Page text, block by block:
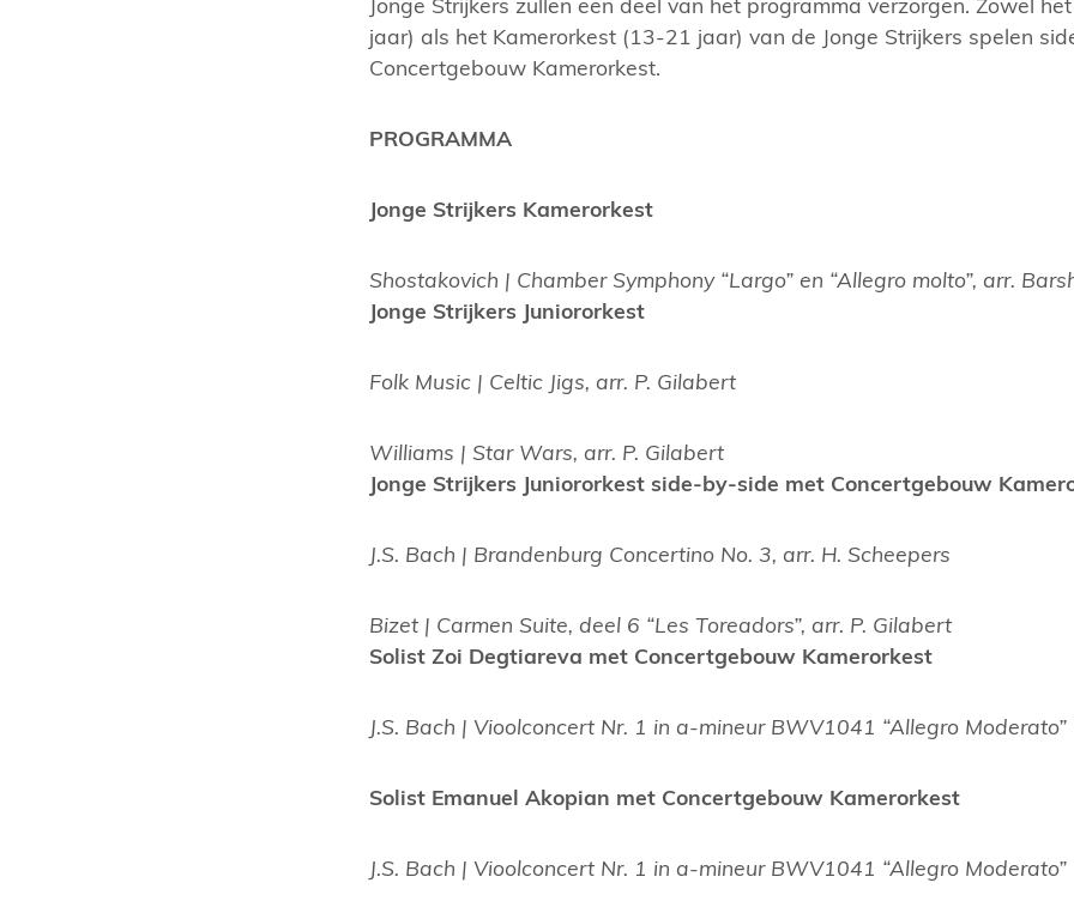
jaar) als het Kamerorkest (13-21 jaar) van de Jonge Strijkers spelen
Concertgebouw Kamerorkest.
PROGRAMMA
Jonge Strijkers Kamerorkest
Shostakovich | Chamber Symphony “Largo” en “Allegro molto”, arr.
Jonge Strijkers Juniororkest
Folk Music | Celtic Jigs, arr. P. Gilabert
Williams | Star Wars, arr. P. Gilabert
Jonge Strijkers Juniororkest side-by-side met Concertgebouw
J.S. Bach | Brandenburg Concertino No. 3, arr. H. Scheepers
Bizet | Carmen Suite, deel 6 “Les Toreadors”, arr. P. Gilabert
Solist Zoi Degtiareva met Concertgebouw Kamerorkest
J.S. Bach | Vioolconcert Nr. 1 in a-mineur BWV1041 “Allegro Moderato”
Solist Emanuel Akopian met Concertgebouw Kamerorkest
J.S. Bach | Vioolconcert Nr. 1 in a-mineur BWV1041 “Allegro Moderato”